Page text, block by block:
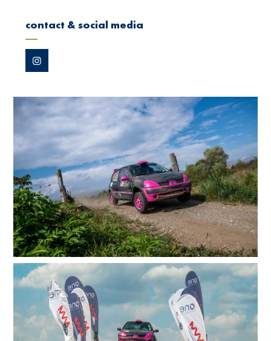
contact & social media